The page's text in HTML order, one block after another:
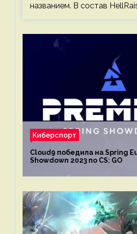
названием. В состав
Киберспорт
Cloud9 победила на Spring
Showdown 2023 по CS: GO